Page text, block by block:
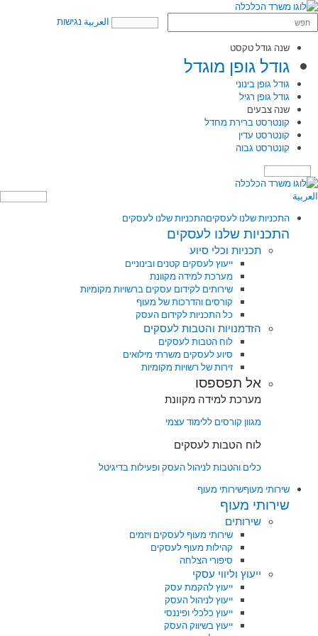
العربية נגישות
שנה גודל טקסט
גודל גופן מוגדל
גודל גופן בינוני
גודל גופן רגיל
שנה צבעים
קונטרסט ברירת מחדל
קונטרסט עדין
קונטרסט גבוה
תפריט
العربية
התכניות שלנו לעסקיםהתכניות שלנו לעסקים
התכניות שלנו לעסקים
תכניות וכלי סיוע
ייעוץ לעסקים קטנים ובינוניים
מערכת למידה מקוונת
שירותים לקידום עסקים ברשויות מקומיות
קורסים והדרכות של מעוף
כל התכניות לקידום העסק
הזדמנויות והטבות לעסקים
לוח הטבות לעסקים
סיוע לעסקים משרתי מילואים
זירות של רשויות מקומיות
אל תפספסו
מערכת למידה מקוונת
מגוון קורסים ללימוד עצמי
לוח הטבות לעסקים
כלים והטבות לניהול העסק ופעילות בדיגיטל
שירותי מעוףשירותי מעוף
שירותי מעוף
שירותים
שירותי מעוף לעסקים ויזמים
קהילות מעוף לעסקים
סיפורי הצלחה
ייעוץ וליווי עסקי
ייעוץ להקמת עסק
ייעוץ לניהול העסק
ייעוץ כלכלי ופיננסי
ייעוץ בשיווק העסק